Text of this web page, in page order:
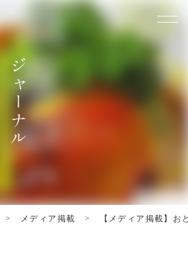
ジ
ャ
ー
ナ
ル
> メディア掲載 > 【メディア掲載】お